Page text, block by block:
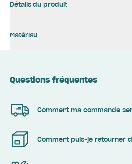
Détails du produit
Matériau
Questions fréquentes
Comment ma commande
Comment puis-je retourner